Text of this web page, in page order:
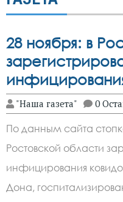
28 ноября: в
"Наша газета" 0
По данным сайта
Ростовской области
инфицирования
Дона,